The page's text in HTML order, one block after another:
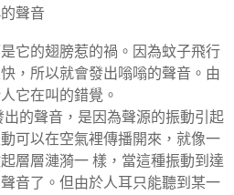
聲音
它的翅膀惹的禍。因為蚊子飛行
，所以就會發出嗡嗡的聲音。由
它在叫的錯覺。
的聲音，是因為聲源的振動引起
可以在空氣裡傳播開來，就像一
層層漣漪一 樣，當這種振動到達
音了。但由於人耳只能聽到某一